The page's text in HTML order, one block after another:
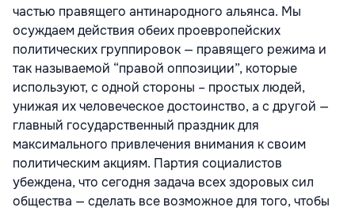
частью правящего антинародного альянса. Мы
осуждаем действия обеих проевропейских
политических группировок — правящего режима и
так называемой “правой оппозиции”, которые
используют, с одной стороны – простых людей,
унижая их человеческое достоинство, а с другой —
главный государственный праздник для
максимального привлечения внимания к своим
политическим акциям. Партия социалистов
убеждена, что сегодня задача всех здоровых сил
общества — сделать все возможное для того, чтобы